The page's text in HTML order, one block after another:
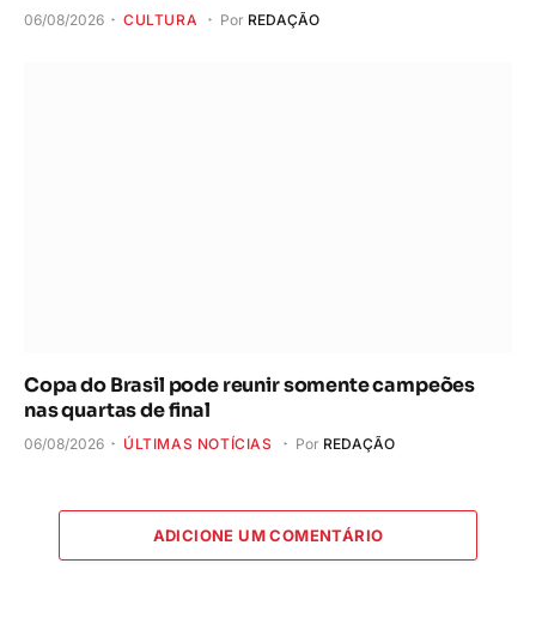
06/08/2026 CULTURA Por REDAÇÃO
Copa do Brasil pode reunir somente campeões
nas quartas de final
06/08/2026 ÚLTIMAS NOTÍCIAS Por REDAÇÃO
ADICIONE UM COMENTÁRIO